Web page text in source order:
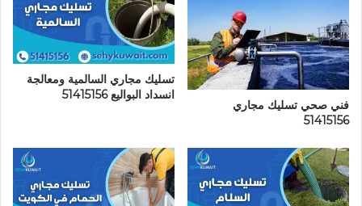
فني صحي تسليك مجاري
51415156
تسليك مجاري السالمية ومعالجة
انسداد البواليع 51415156